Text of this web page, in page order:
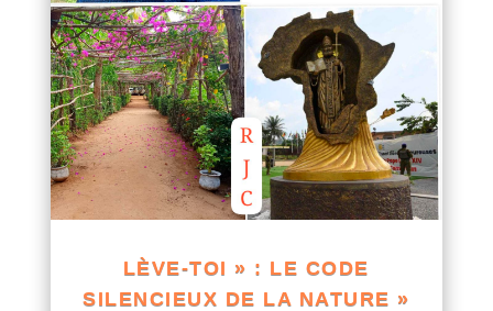
LÈVE-TOI » : LE CODE
SILENCIEUX DE LA NATURE »